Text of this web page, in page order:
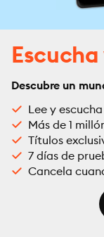
Descubre un
Lee y
Más de 1
Títulos
7 días de
Cancela